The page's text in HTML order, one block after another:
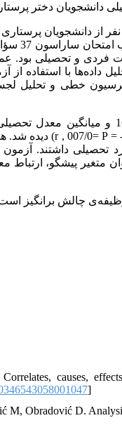
دانشجویان دختر
مواد و روش‌ها: این مطالعه توصیفی- تحلیلی به صورت مقطعی در سال 1390 بر
تحصیل در ترم تحصیلی
14 سؤالی مشخصات فردی و
داده‌‌ها با استفاده از
خطی و تحلیل
r , 007/0= P
) دیده شد.
تحصیلی داشتند.
متغیر پیشگو، ارتباط
چالش برانگیز
causes,
]
M, Obradović D.